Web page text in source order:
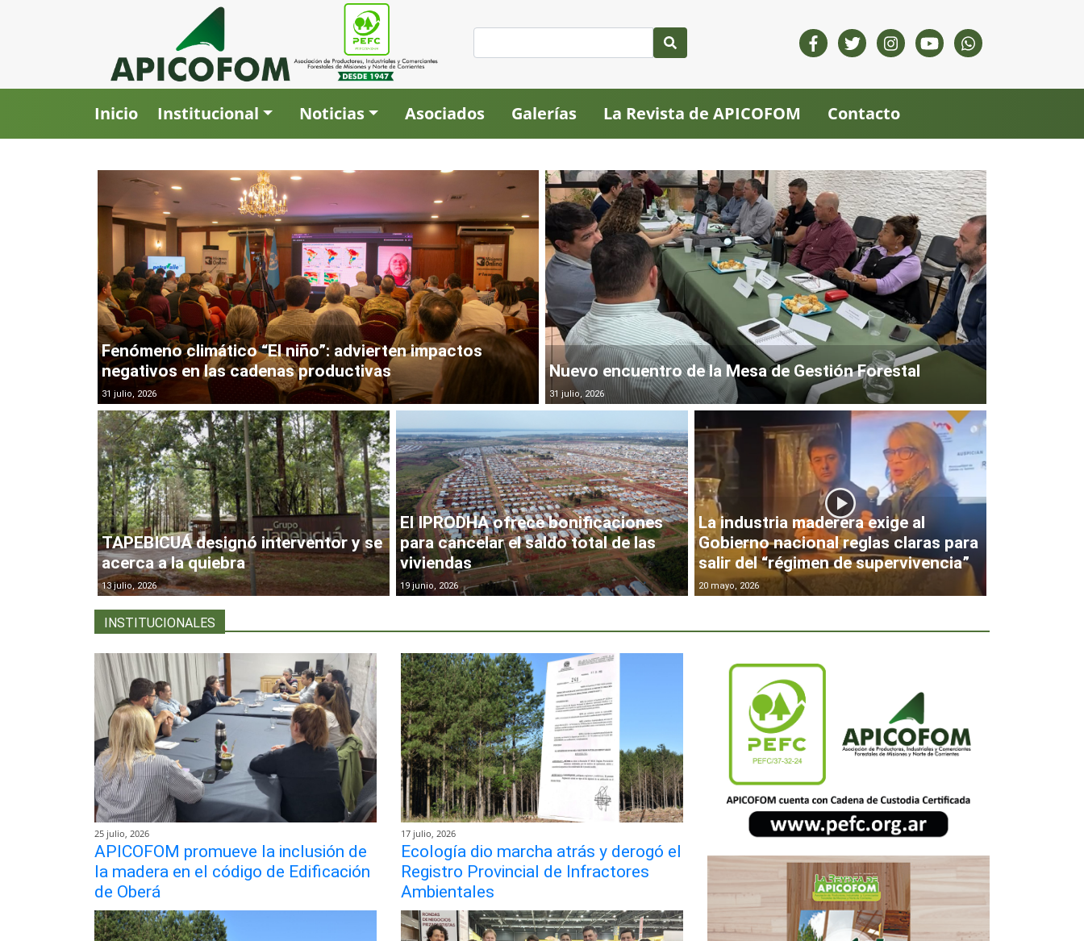
Inicio Institucional Noticias Asociados Galerías La Revista de APICOFOM Contacto
Fenómeno climático “El niño”: advierten impactos
negativos en las cadenas productivas
31 julio, 2026
Nuevo encuentro de la Mesa de Gestión Forestal
31 julio, 2026
TAPEBICUÁ designó interventor y se
acerca a la quiebra
13 julio, 2026
El IPRODHA ofrece bonificaciones
para cancelar el saldo total de las
viviendas
19 junio, 2026
La industria maderera exige al
Gobierno nacional reglas claras para
salir del “régimen de supervivencia”
20 mayo, 2026
INSTITUCIONALES
25 julio, 2026
APICOFOM promueve la inclusión de
la madera en el código de Edificación
de Oberá
17 julio, 2026
Ecología dio marcha atrás y derogó el
Registro Provincial de Infractores
Ambientales